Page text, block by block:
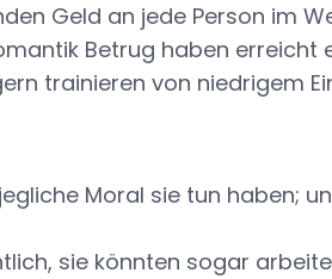
Geld an jede Person im
Betrug haben erreicht
trainieren von niedrigem
Moral sie tun haben;
sie könnten sogar